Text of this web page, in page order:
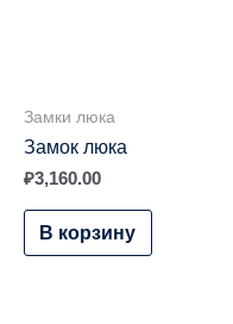
Замки люка
Замок люка
₽3,160.00
В корзину